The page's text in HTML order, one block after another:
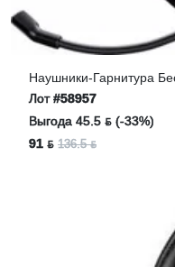
Наушники-Гарнитура
Лот#58957
Выгода 45.5 ƃ (-33%)
91 ƃ 136.5 ƃ